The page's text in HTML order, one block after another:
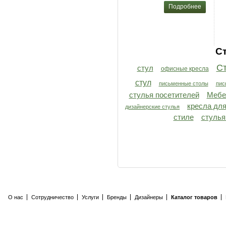
Подробнее
стул офисные кресла
стул письменные столы
стулья посетителей
дизайнерские стулья кресла
стиле
О нас Сотрудничество Услуги Бренды Дизайнеры Каталог товаров